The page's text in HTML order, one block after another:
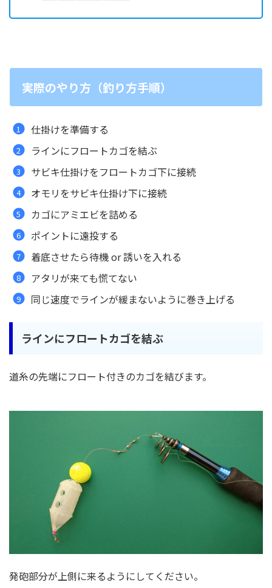
実際のやり方（釣り方手順）
仕掛けを準備する
ラインにフロートカゴを結ぶ
サビキ仕掛けをフロートカゴ下に接続
オモリをサビキ仕掛け下に接続
カゴにアミエビを詰める
ポイントに遠投する
着底させたら待機 or 誘いを入れる
アタリが来ても慌てない
同じ速度でラインが緩まないように巻き上げる
ラインにフロートカゴを結ぶ
道糸の先端にフロート付きのカゴを結びます。
発砲部分が上側に来るようにしてください。